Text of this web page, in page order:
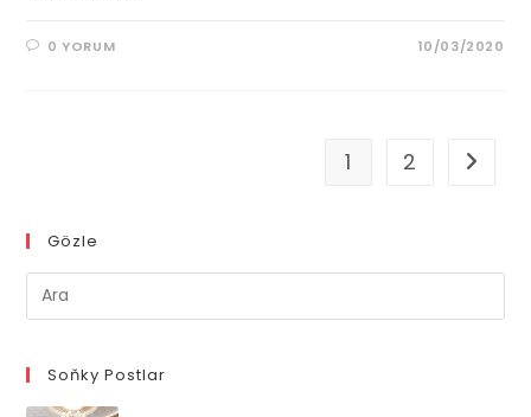
0 YORUM 10/03/2020
1 2 Go to
Gözle
Soňky Postlar